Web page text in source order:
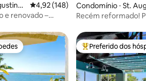
avaliações4,92 de uma avaliação média de 5,
4,92 (148)
e renovado –
Condomínio ⋅ St.
Beach
Recém reformado!
dos hóspedes Entre os melhores
Preferido dos